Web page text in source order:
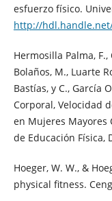
esfuerzo físico.
http://
Hermosilla Palma, F.,
Bolaños, M., Luarte
Bastías, y C., García
Corporal, Velocidad
en Mujeres Mayores
de Educación Física,
Hoeger, W. W., &
physical fitness.